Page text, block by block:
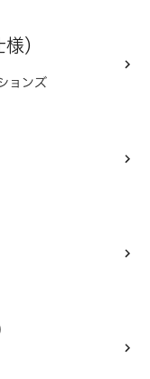
）
ョンズ